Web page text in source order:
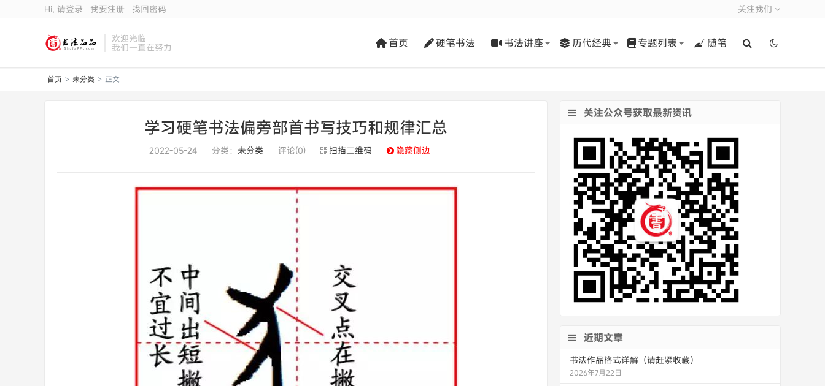
关注我们
Hi, 请登录 我要注册 找回密码
欢迎光临
我们一直在努力 首页 硬笔书法 书法讲座 历代经典 专题列表 随笔
首页 > 未分类 > 正文
学习硬笔书法偏旁部首书写技巧和规律汇总
2022-05-24 分类： 未分类 评论(0) 扫描二维码 隐藏侧边
关注公众号获取最新资讯
近期文章
书法作品格式详解（请赶紧收藏）
2026年7月22日